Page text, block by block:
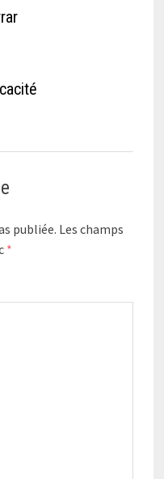
publiée. Les champs
*